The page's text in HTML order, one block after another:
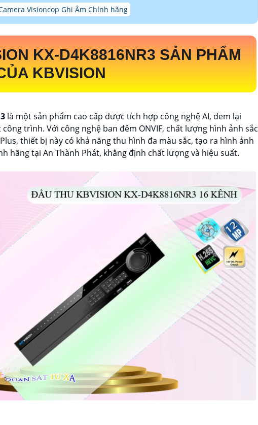
Visioncop Ghi Âm Chính hãng
KX-D4K8816NR3 SẢN PHẨM
KBVISION
là một sản phẩm cao cấp được tích hợp công nghệ AI, đem lại
trình. Với công nghệ ban đêm ONVIF, chất lượng hình ảnh sắc
thiết bị này có khả năng thu hình đa màu sắc, tạo ra hình ảnh
hãng tại An Thành Phát, khẳng định chất lượng và hiệu suất.